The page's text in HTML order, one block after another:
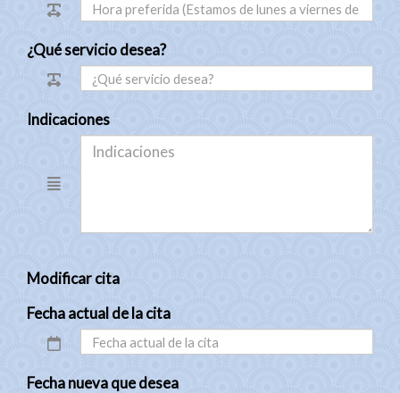
¿Qué servicio desea?
Indicaciones
Modificar cita
Fecha actual de la cita
Fecha nueva que desea